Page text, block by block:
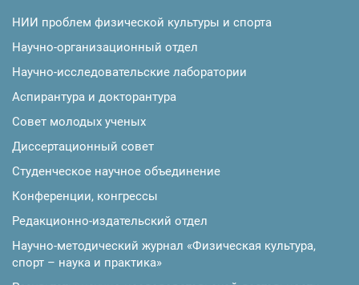
НИИ проблем физической культуры и спорта
Научно-организационный отдел
Научно-исследовательские лаборатории
Аспирантура и докторантура
Совет молодых ученых
Диссертационный совет
Студенческое научное объединение
Конференции, конгрессы
Редакционно-издательский отдел
Научно-методический журнал «Физическая культура,
спорт – наука и практика»